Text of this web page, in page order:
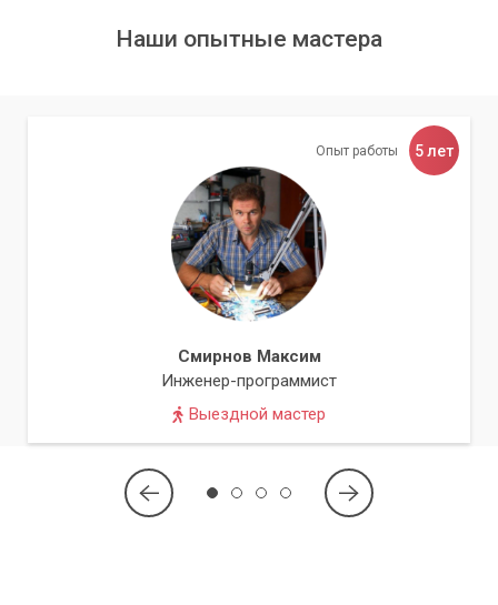
Мы ценим ваше время и конфиденциальность.
Наши опытные мастера
Опыт работы 5 лет
Смирнов Максим
Инженер-программист
Выездной мастер